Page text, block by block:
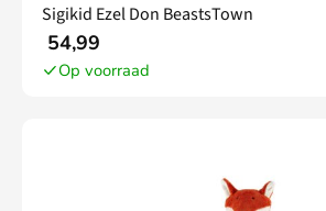
Sigikid Ezel Don BeastsTown
54,99
Op voorraad